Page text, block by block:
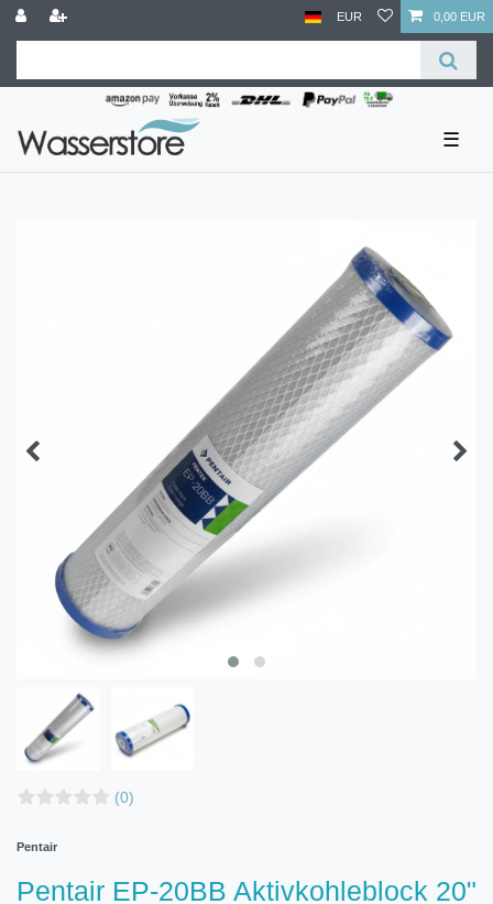
EUR 0,00 EUR
☰
(0)
Pentair
Pentair EP-20BB Aktivkohleblock 20"